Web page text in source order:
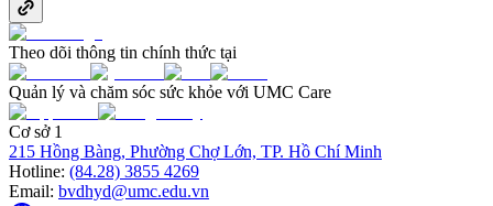
Theo dõi thông tin chính thức tại
Quản lý và chăm sóc sức khỏe với UMC Care
Cơ sở 1
215 Hồng Bàng, Phường Chợ Lớn, TP. Hồ Chí Minh
Hotline: (84.28) 3855 4269
Email: bvdhyd@umc.edu.vn